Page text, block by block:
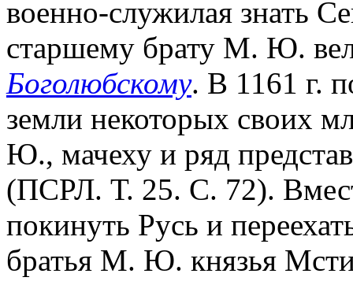
военно-служилая знать
старшему брату М. Ю.
Боголюбскому. В 1161 г.
земли некоторых своих
Ю., мачеху и ряд
(ПСРЛ. Т. 25. С. 72).
покинуть Русь и
братья М. Ю. князья